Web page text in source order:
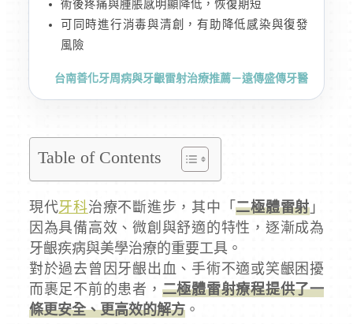
術後疼痛與腫脹感明顯降低，恢復期短
可同時進行消毒與清創，有助降低感染與復發
風險
台南善化牙周病與牙齦雷射治療推薦－遠傳盛傳牙醫
Table of Contents
現代牙科治療不斷進步，其中「二極體雷射 」
因為具備高效、微創與舒適的特性，逐漸成為
牙齦疾病與美學治療的重要工具。
對於過去曾因牙齦出血、手術不適或笑齦困擾
而裹足不前的患者， 二極體雷射療程提供了一
條更安全、更高效的解方。